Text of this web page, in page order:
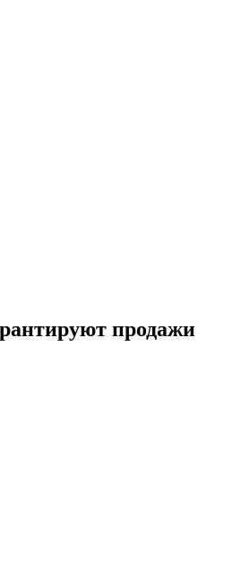
продажи